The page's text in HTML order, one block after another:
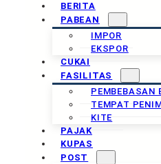
BERITA
PABEAN
IMPOR
EKSPOR
CUKAI
FASILITAS
PEMBEBASAN
TEMPAT
KITE
PAJAK
KUPAS
POST